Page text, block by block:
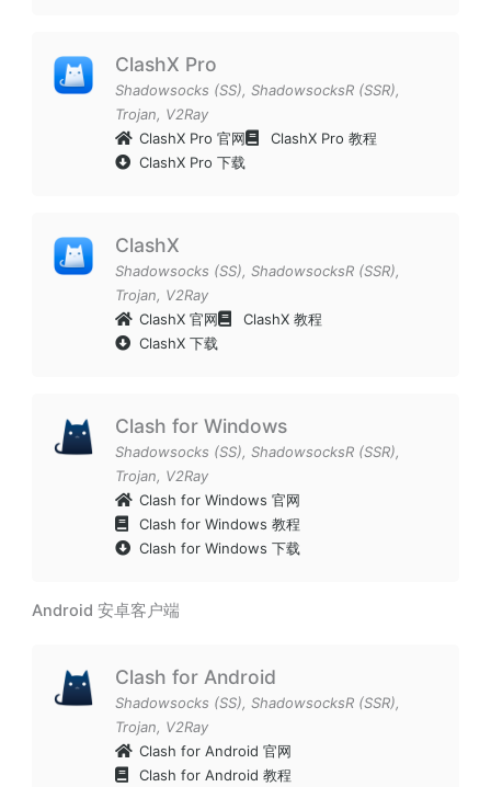
ClashX Pro
Shadowsocks (SS), ShadowsocksR (SSR),
Trojan, V2Ray
ClashX Pro 官网
ClashX Pro 教程
ClashX Pro 下载
ClashX
Shadowsocks (SS), ShadowsocksR (SSR),
Trojan, V2Ray
ClashX 官网
ClashX 教程
ClashX 下载
Clash for Windows
Shadowsocks (SS), ShadowsocksR (SSR),
Trojan, V2Ray
Clash for Windows 官网
Clash for Windows 教程
Clash for Windows 下载
Android 安卓客户端
Clash for Android
Shadowsocks (SS), ShadowsocksR (SSR),
Trojan, V2Ray
Clash for Android 官网
Clash for Android 教程